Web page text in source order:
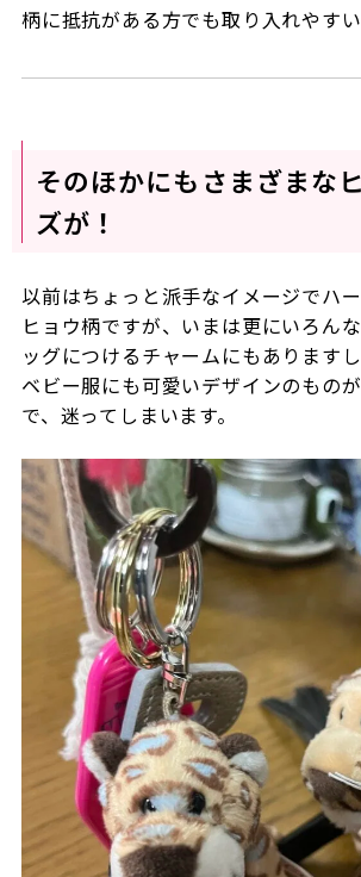
柄に抵抗がある方でも取り入れやすい
そのほかにもさまざまな
ズが！
以前はちょっと派手なイメージでハ
ヒョウ柄ですが、いまは更にいろん
ッグにつけるチャームにもあります
ベビー服にも可愛いデザインのもの
で、迷ってしまいます。